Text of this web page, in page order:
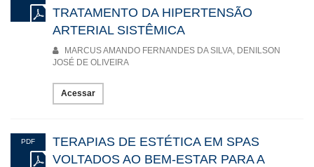
TRATAMENTO DA HIPERTENSÃO
ARTERIAL SISTÊMICA
MARCUS AMANDO FERNANDES DA SILVA, DENILSON
JOSÉ DE OLIVEIRA
Acessar
PDF
TERAPIAS DE ESTÉTICA EM SPAS
VOLTADOS AO BEM-ESTAR PARA A